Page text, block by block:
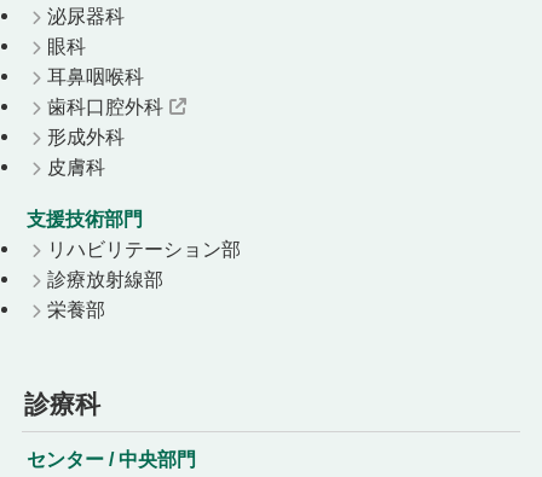
泌尿器科
眼科
耳鼻咽喉科
歯科口腔外科
形成外科
皮膚科
支援技術部門
リハビリテーション部
診療放射線部
栄養部
診療科
センター / 中央部門